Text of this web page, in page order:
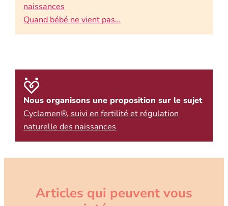
naissances
Quand bébé ne vient pas…
Nous organisons une proposition sur le sujet
Cyclamen®, suivi en fertilité et régulation
naturelle des naissances
Articles qui peuvent vous